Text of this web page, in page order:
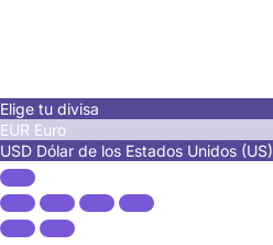
Elige tu divisa
EUR Euro
USD Dólar de los Estados Unidos (US)